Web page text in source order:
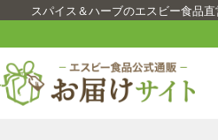
スパイス＆ハーブのエスビー食品